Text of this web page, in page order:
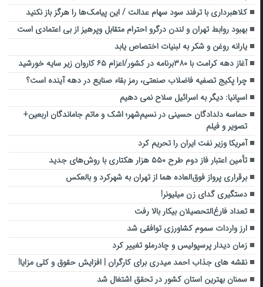
کلاهبرداری با ترفند سود سهام عدالت / این پیامک‌ها را هرگز باز نکنید
بهبود روابط تهران و لندن درگرو احترام متقابل وپرهیز از بی‌ اعتمادی است
یارانه روغن و شکر به لبنیات اختصاص یابد
آغاز دهه کرامت با ۳۸۰برنامه در کشور/اعزام ۶۵ کاروان زیر سایه خورشید
چرا پکیج تصفیه فاضلاب صنعتی، رمز بقاء صنایع در دهه آینده است؟
اسپانیا: دیگر به اسرائیل سلاح نمی دهیم
حماسه دلدادگان حسینی در نسیم‌شهر؛ اشک و ماتم جاماندگان اربعین+
تصویر و فیلم
آمریکا وزیر نفت ایران را تحریم کرد
تأمین اعتبار فاز دوم طرح ۵۵۰ هزار هکتاری با روش‌های جدید
برقراری پرواز فوق‌العاده هما از تهران به شهرکرد و بالعکس
دستگیری گدای زن میلیونر!
تعداد فارغ‌التحصیلان بیکار بالا رفت
ارز واردات سموم کشاورزی توافقی شد
زمان دیدار پرسپولیس و چادرملو تغییر کرد
نقشه های جذاب احمد میدری برای کارگران | افزایش حقوق و کلی مزایا!
سمنان بهترین استان کشور در تحقق اشتغال شد